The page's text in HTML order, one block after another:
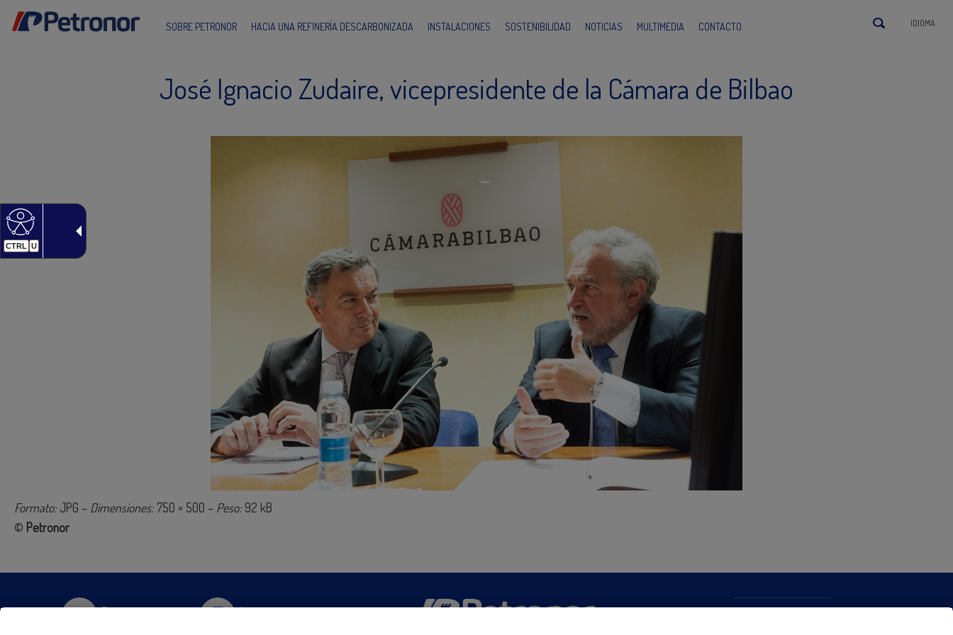
CTRL U
SOBRE PETRONOR HACIA UNA REFINERÍA DESCARBONIZADA INSTALACIONES SOSTENIBILIDAD NOTICIAS MULTIMEDIA CONTACTO IDIOMA
José Ignacio Zudaire, vicepresidente de la Cámara de Bilbao
Formato: JPG – Dimensiones: 750 × 500 – Peso: 92 kB
© Petronor
Twitter Instagram